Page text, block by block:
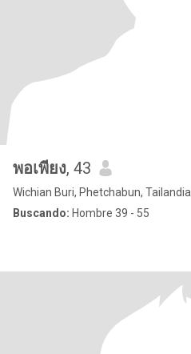
พอเพียง, 43
Wichian Buri, Phetchabun, Tailandia
Buscando: Hombre 39 - 55